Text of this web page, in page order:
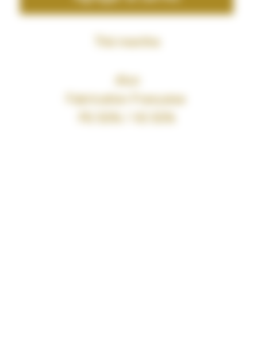
Thé menthe
Fabrication Française